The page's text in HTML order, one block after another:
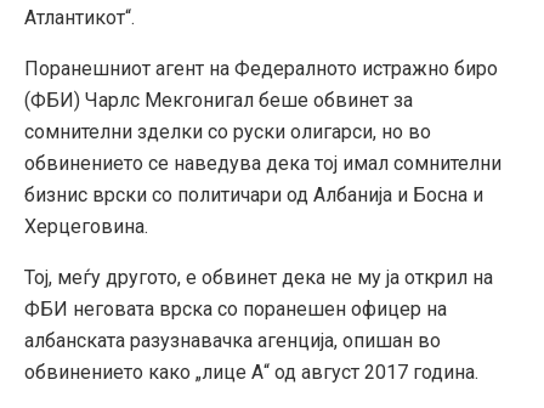
Атлантикот“.
Поранешниот агент на Федералното истражно биро
(ФБИ) Чарлс Мекгонигал беше обвинет за
сомнителни зделки со руски олигарси, но во
обвинението се наведува дека тој имал сомнителни
бизнис врски со политичари од Албанија и Босна и
Херцеговина.
Тој, меѓу другото, е обвинет дека не му ја открил на
ФБИ неговата врска со поранешен офицер на
албанската разузнавачка агенција, опишан во
обвинението како „лице А“ од август 2017 година.